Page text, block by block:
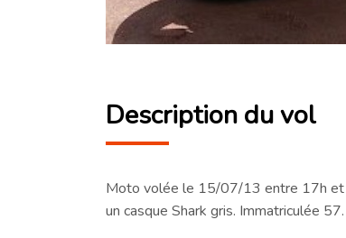
Description du vol
Moto volée le 15/07/13 entre 17h et
un casque Shark gris. Immatriculée 57.